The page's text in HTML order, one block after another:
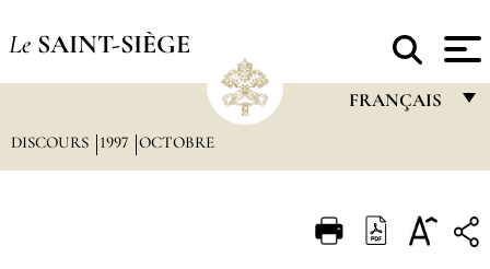
Le SAINT-SIÈGE
FRANÇAIS
ITALIANO
DISCOURS 1997 OCTOBRE